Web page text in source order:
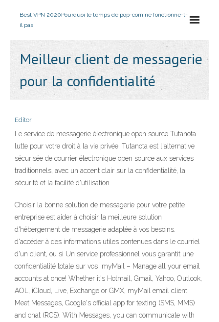
Best VPN 2020Pourquoi le temps de pop-corn ne fonctionne-t-
il pas
Meilleur client de messagerie
pour la confidentialité
Editor
Le service de messagerie électronique open source Tutanota
lutte pour votre droit à la vie privée. Tutanota est l'alternative
sécurisée de courrier électronique open source aux services
traditionnels, avec un accent clair sur la confidentialité, la
sécurité et la facilité d'utilisation.
Choisir la bonne solution de messagerie pour votre petite
entreprise est aider à choisir la meilleure solution
d'hébergement de messagerie adaptée à vos besoins.
d'accéder à des informations utiles contenues dans le courriel
d'un client, ou si Un service professionnel vous garantit une
confidentialité totale sur vos myMail – Manage all your email
accounts at once! Whether it's Hotmail, Gmail, Yahoo, Outlook,
AOL, iCloud, Live, Exchange or GMX, myMail email client
Meet Messages, Google's official app for texting (SMS, MMS)
and chat (RCS). With Messages, you can communicate with